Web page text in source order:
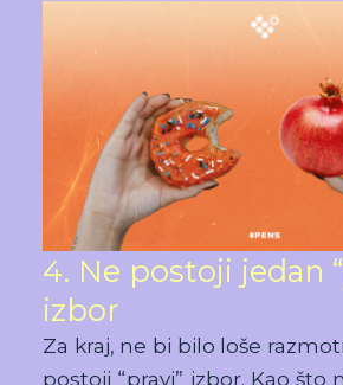
4. Ne postoji jedan
izbor
Za kraj, ne bi bilo loše
postoji “pravi” izbor. Kao što